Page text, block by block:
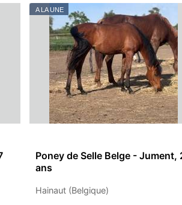
A LA UNE
Poney de Selle Belge - Jument,
ans
Hainaut (Belgique)